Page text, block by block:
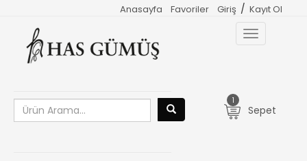
Giriş / Kayıt Ol
Favoriler
Anasayfa
Toggle
navigation
1
Sepet